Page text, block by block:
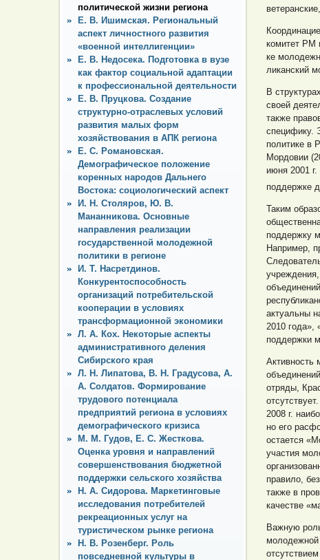
политической жизни региона
Е. В. Ишимская. Региональный
аспект личностного развития
«военной интеллигенции»
Е. В. Недосека. Подготовка в вузе
как фактор социальной адаптации
к профессиональной деятельности
Е. В. Пруцкова. Создание
структурно-отраслевых условий
развития малых форм
хозяйствования в АПК региона
Е. С. Романовская.
Демографическое положение
коренных народов Дальнего
Востока: социологический аспект
И. Н. Столяров, Ю. В.
Мананникова. Основные
направления реализации
государственной молодежной
политики в регионе
И. Т. Насретдинов.
Конкурентоспособность
организаций потребительской
кооперации в условиях
трансформационной экономики
Л. А. Кох. Некоторые аспекты
административного деления
Сибирского края
Л. Н. Липатова, В. Н. Градусова, А.
А. Солдатов. Формирование
трудового потенциала
предприятий региона в условиях
демографического кризиса
М. М. Гудов, Е. С. Жесткова.
Оценка уровня и направлений
совершенствования бюджетной
поддержки сельского хозяйства
Н. А. Сидорова. Маркетинговые
исследования потребителей
рекреационных услуг на
туристическом рынке региона
Н. В. Розенберг. Роль
повседневной культуры в
комитет РМ
ке
ликанский
В
своей
также
специфику.
политике в
Мордовии
июня 2001
поддержке
Таким
поддержку
Например,
актуальны
2010 года»,
поддержки
Активность
отряды,
2008 г.
но его
остается
участия
правило,
также в
качестве
Важную
молодежной